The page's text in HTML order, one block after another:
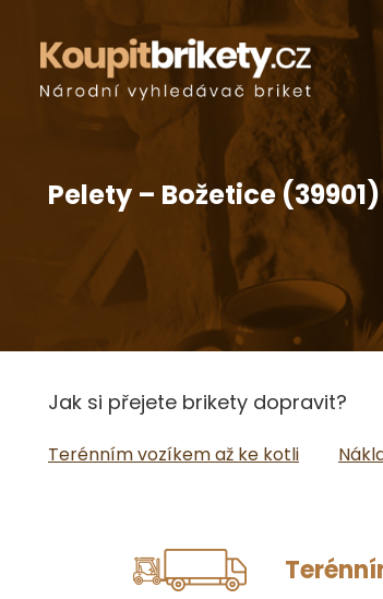
Pelety – Božetice (39901)
Jak si přejete brikety dopravit?
Terénním vozíkem až ke kotli